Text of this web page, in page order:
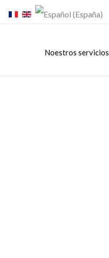
Noestros servicios